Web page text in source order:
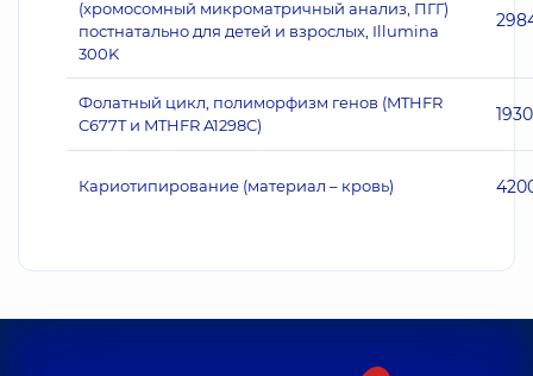
(хромосомный микроматричный анализ, ПГГ)
постнатально для детей и взрослых, Illumina
300K
Фолатный цикл, полиморфизм генов (MTHFR
C677T и MTHFR A1298C)
1930
Кариотипирование (материал – кровь)